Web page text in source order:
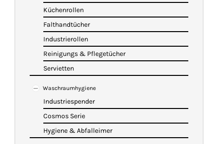
Küchenrollen
Falthandtücher
Industrierollen
Reinigungs & Pflegetücher
Servietten
Waschraumhygiene
Industriespender
Cosmos Serie
Hygiene & Abfalleimer